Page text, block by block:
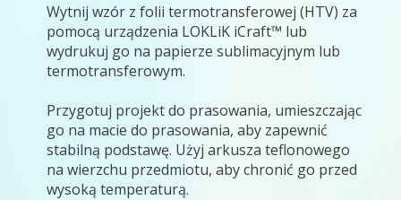
Wytnij wzór z folii termotransferowej (HTV) za
pomocą urządzenia LOKLiK iCraft™ lub
wydrukuj go na papierze sublimacyjnym lub
termotransferowym.
Przygotuj projekt do prasowania, umieszczając
go na macie do prasowania, aby zapewnić
stabilną podstawę. Użyj arkusza teflonowego
na wierzchu przedmiotu, aby chronić go przed
wysoką temperaturą.